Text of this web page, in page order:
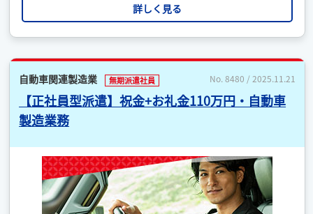
詳しく見る
自動車関連製造業 無期派遣社員 No. 8480 / 2025.11.21
【正社員型派遣】祝金+お礼金110万円・自動車
製造業務